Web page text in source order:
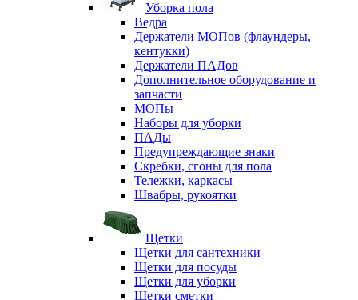
Уборка пола
Ведра
Держатели МОПов (флаундеры,
кентукки)
Держатели ПАДов
Дополнительное оборудование и
запчасти
МОПы
Наборы для уборки
ПАДы
Предупреждающие знаки
Скребки, сгоны для пола
Тележки, каркасы
Швабры, рукоятки
Щетки
Щетки для сантехники
Щетки для посуды
Щетки для уборки
Щетки сметки